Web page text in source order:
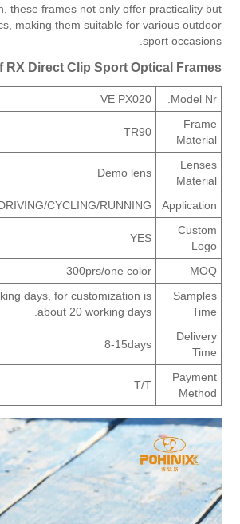
these frames not only offer practicality but
making them suitable for various outdoor
sport occasions.
RX Direct Clip Sport Optical Frames
Model Nr.
VE PX020
Frame
Material
TR90
Lenses
Material
Demo lens
Application
CYCLING/RUNNING
Custom
Logo
YES
MOQ
300prs/one color
Samples
Time
days, for customization is
about 20 working days.
Delivery
Time
8-15days
Payment
Method
T/T